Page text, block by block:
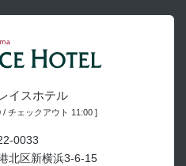
イスホテル
/ チェックアウト 11:00 ]
0033
北区新横浜3-6-15